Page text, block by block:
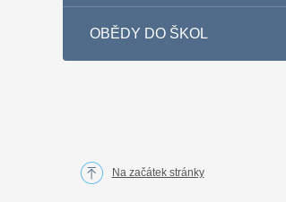
OBĚDY DO ŠKOL
Na začátek stránky